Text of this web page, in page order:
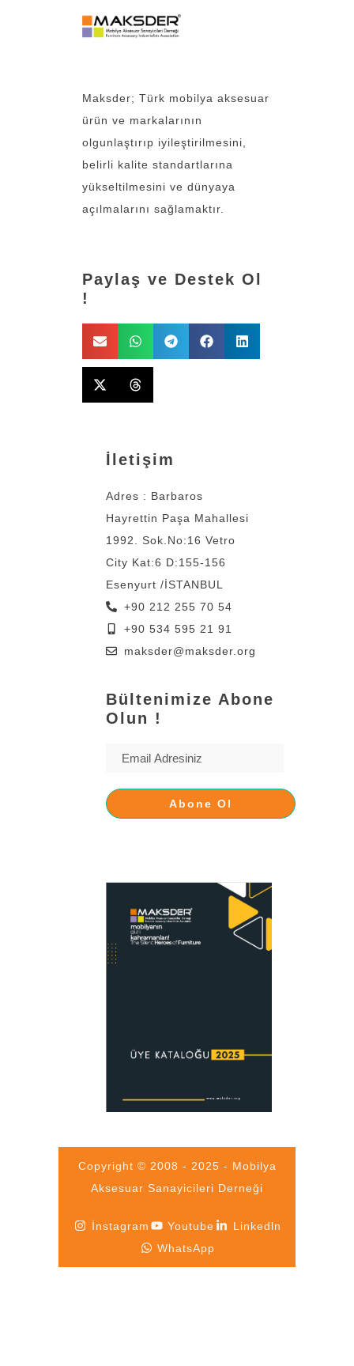
Maksder; Türk mobilya aksesuar
ürün ve markalarının
olgunlaştırıp iyileştirilmesini,
belirli kalite standartlarına
yükseltilmesini ve dünyaya
açılmalarını sağlamaktır.
Paylaş ve Destek Ol
!
İletişim
Adres : Barbaros
Hayrettin Paşa Mahallesi
1992. Sok.No:16 Vetro
City Kat:6 D:155-156
Esenyurt /İSTANBUL
+90 212 255 70 54
+90 534 595 21 91
maksder@maksder.org
Bültenimize Abone
Olun !
Copyright © 2008 - 2025 - Mobilya
Aksesuar Sanayicileri Derneği
İnstagram Youtube
Linkedln
WhatsApp